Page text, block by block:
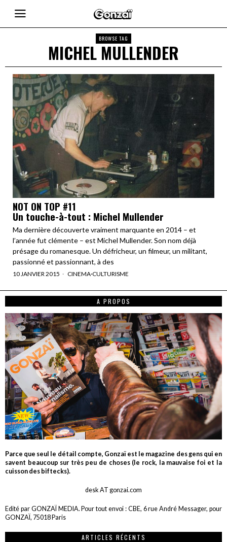
BROWSE TAG
MICHEL MULLENDER
NOT ON TOP #11
Un touche-à-tout : Michel Mullender
Ma dernière découverte vraiment marquante en 2014 – et
l’année fut clémente – est Michel Mullender. Son nom déjà
présage du romanesque. Un défricheur, un filmeur, un militant,
passionné et passionnant, à des
10 JANVIER 2015 CINEMA·CULTURISME
A PROPOS
Parce que seul le détail compte, Gonzaï est le magazine des gens qui en
savent beaucoup sur très peu de choses (le rock, la mauvaise foi et la
cuisson des biftecks).
desk AT gonzai.com
Edité par GONZAÏ MEDIA. Pour tout envoi : CBE, 6 rue André Messager, pour
GONZAÏ, 75018 Paris
ARTICLES RÉCENTS